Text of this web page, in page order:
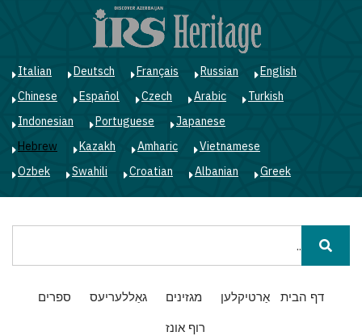
English
Russian
Français
Deutsch
Italian
Turkish
Arabic
Czech
Español
Chinese
Japanese
Portuguese
Indonesian
Vietnamese
Amharic
Kazakh
Hebrew
Greek
Albanian
Croatian
Swahili
Ozbek
Main
navigation
דף הבית אַרטיקלען מגזינים גאַללעריעס
ספרים
רוף אונז